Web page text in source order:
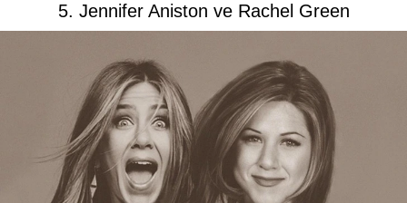
5. Jennifer Aniston ve Rachel Green